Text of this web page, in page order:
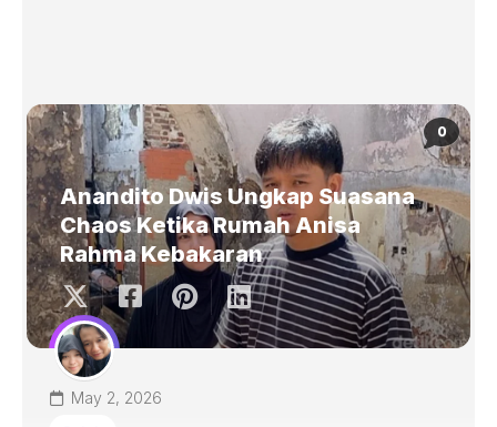
0
Anandito Dwis Ungkap Suasana
Chaos Ketika Rumah Anisa
Rahma Kebakaran
May 2, 2026